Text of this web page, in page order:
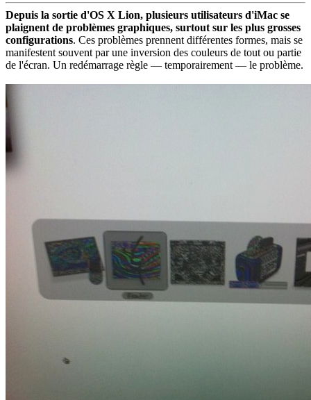
Depuis la sortie d'OS X Lion, plusieurs utilisateurs d'iMac se
plaignent de problèmes graphiques, surtout sur les plus grosses
configurations. Ces problèmes prennent différentes formes, mais se
manifestent souvent par une inversion des couleurs de tout ou partie
de l'écran. Un redémarrage règle — temporairement — le problème.